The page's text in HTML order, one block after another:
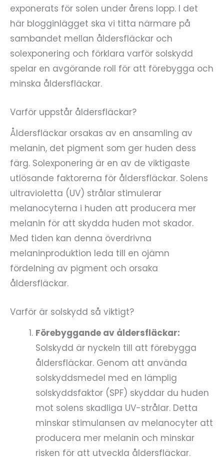
exponerats för solen under årens lopp. I det
här blogginlägget ska vi titta närmare på
sambandet mellan åldersfläckar och
solexponering och förklara varför solskydd
spelar en avgörande roll för att förebygga och
minska åldersfläckar.
Varför uppstår åldersfläckar?
Åldersfläckar orsakas av en ansamling av
melanin, det pigment som ger huden dess
färg. Solexponering är en av de viktigaste
utlösande faktorerna för åldersfläckar. Solens
ultravioletta (UV) strålar stimulerar
melanocyterna i huden att producera mer
melanin för att skydda huden mot skador.
Med tiden kan denna överdrivna
melaninproduktion leda till en ojämn
fördelning av pigment och orsaka
åldersfläckar.
Varför är solskydd så viktigt?
Förebyggande av åldersfläckar:
Solskydd är nyckeln till att förebygga
åldersfläckar. Genom att använda
solskyddsmedel med en lämplig
solskyddsfaktor (SPF) skyddar du huden
mot solens skadliga UV-strålar. Detta
minskar stimulansen av melanocyter att
producera mer melanin och minskar
risken för att utveckla åldersfläckar.